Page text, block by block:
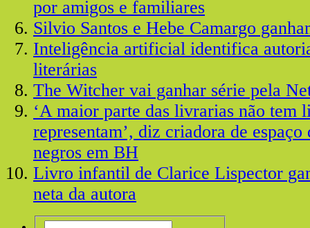
por amigos e familiares
Silvio Santos e Hebe Camargo
Inteligência artificial identifica
literárias
The Witcher vai ganhar série pela
‘A maior parte das livrarias não tem
representam’, diz criadora de espaço
negros em BH
Livro infantil de Clarice Lispector
neta da autora